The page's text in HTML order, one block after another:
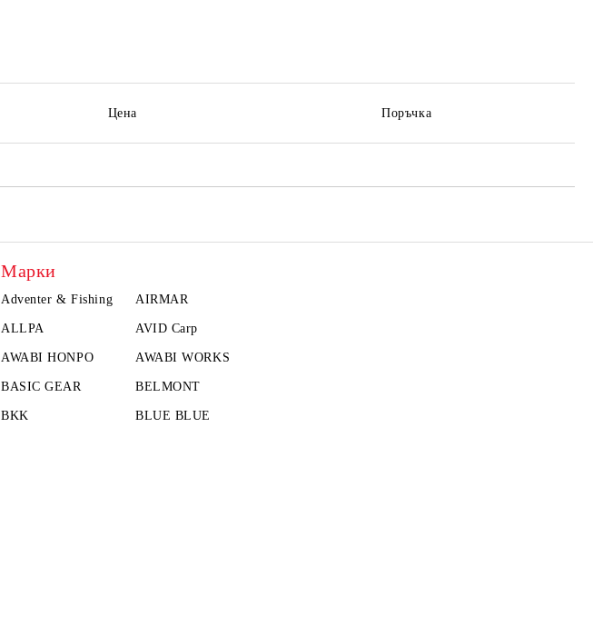
Цена
Поръчка
Марки
Adventer & Fishing AIRMAR
ALLPA AVID Carp
AWABI HONPO AWABI WORKS
BASIC GEAR BELMONT
BKK BLUE BLUE